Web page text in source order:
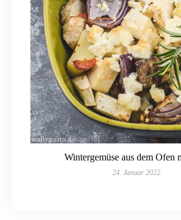
Wintergemüse aus dem Ofen
24. Januar 2022